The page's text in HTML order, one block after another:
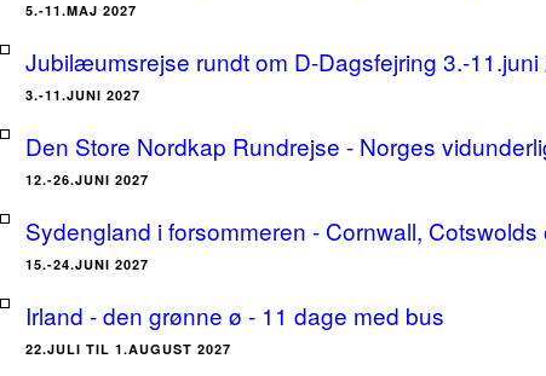
5.-11.MAJ 2027
Jubilæumsrejse rundt om D-Dagsfejring 3.-11.juni
3.-11.JUNI 2027
Den Store Nordkap Rundrejse - Norges
12.-26.JUNI 2027
Sydengland i forsommeren - Cornwall,
15.-24.JUNI 2027
Irland - den grønne ø - 11 dage med bus
22.JULI TIL 1.AUGUST 2027